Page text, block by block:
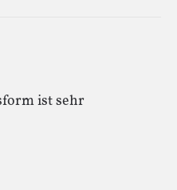
ist sehr